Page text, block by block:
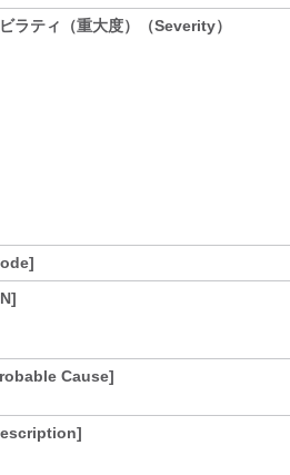
ラティ（重大度）（Severity）
Cause]